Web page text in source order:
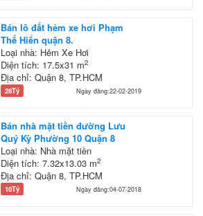
Bán lô đất hẻm xe hơi Phạm
Thế Hiển quận 8.
Loại nhà: Hẻm Xe Hơi
Diện tích: 17.5x31 m2
Địa chỉ: Quận 8, TP.HCM
28Tỷ Ngày đăng:22-02-2019
Bán nhà mặt tiền đường Lưu
Quý Kỳ Phường 10 Quận 8
Loại nhà: Nhà mặt tiền
Diện tích: 7.32x13.03 m2
Địa chỉ: Quận 8, TP.HCM
10Tỷ Ngày đăng:04-07-2018